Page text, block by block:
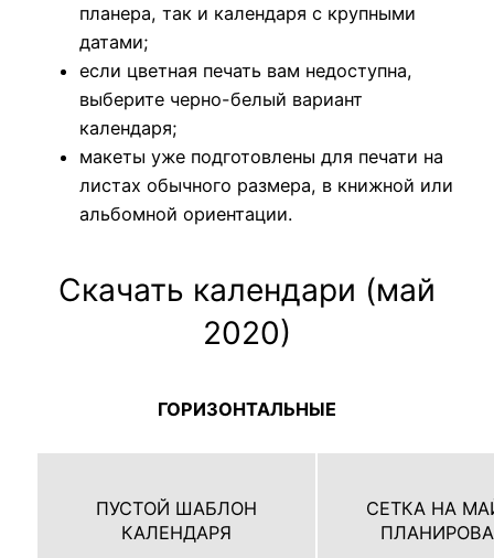
планера, так и календаря с крупными
датами;
если цветная печать вам недоступна,
выберите черно-белый вариант
календаря;
макеты уже подготовлены для печати на
листах обычного размера, в книжной или
альбомной ориентации.
Скачать календари (май
2020)
ГОРИЗОНТАЛЬНЫЕ
ПУСТОЙ ШАБЛОН
КАЛЕНДАРЯ
СЕТКА НА